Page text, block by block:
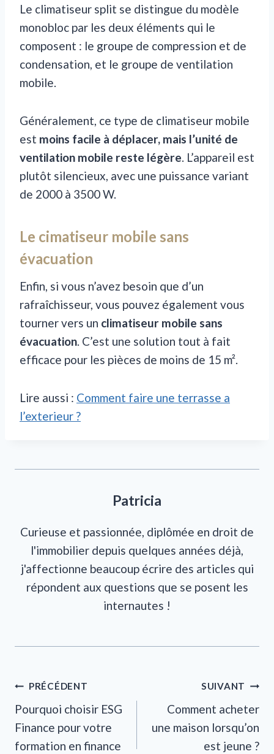
Le climatiseur split se distingue du modèle
monobloc par les deux éléments qui le
composent : le groupe de compression et de
condensation, et le groupe de ventilation
mobile.
Généralement, ce type de climatiseur mobile
est moins facile à déplacer, mais l’unité de
ventilation mobile reste légère. L’appareil est
plutôt silencieux, avec une puissance variant
de 2000 à 3500 W.
Le cimatiseur mobile sans
évacuation
Enfin, si vous n’avez besoin que d’un
rafraîchisseur, vous pouvez également vous
tourner vers un climatiseur mobile sans
évacuation. C’est une solution tout à fait
efficace pour les pièces de moins de 15 m².
Lire aussi : Comment faire une terrasse a
l’exterieur ?
Patricia
Curieuse et passionnée, diplômée en droit de
l'immobilier depuis quelques années déjà,
j'affectionne beaucoup écrire des articles qui
répondent aux questions que se posent les
internautes !
Navigation
de
l’article
PRÉCÉDENT
Pourquoi choisir ESG
Finance pour votre
formation en finance
SUIVANT
Comment acheter
une maison lorsqu’on
est jeune ?